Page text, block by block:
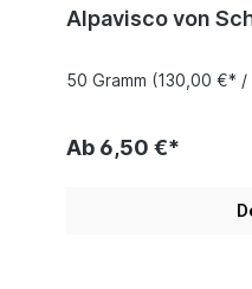
Alpavisco von
50 Gramm (130,00 €* /
Ab 6,50 €*